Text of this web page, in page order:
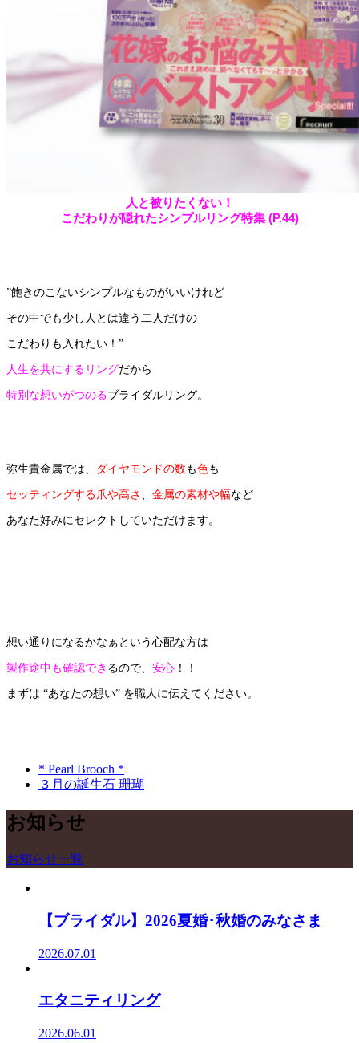
人と被りたくない！
こだわりが隠れたシンプルリング特集 (P.44)
”飽きのこないシンプルなものがいいけれど
その中でも少し人とは違う二人だけの
こだわりも入れたい！”
人生を共にするリングだから
特別な想いがつのるブライダルリング。
弥生貴金属では、 ダイヤモンドの数 も色も
セッティングする爪や高さ 、 金属の素材や幅など
あなた好みにセレクトしていただけます。
想い通りになるかなぁという心配な方は
製作途中も確認でき るので、 安心 ！！
まずは “あなたの想い” を職人に伝えてください。
* Pearl Brooch *
３月の誕生石 珊瑚
お知らせ
お知らせ一覧
【ブライダル】2026夏婚･秋婚のみなさま
2026.07.01
エタニティリング
2026.06.01